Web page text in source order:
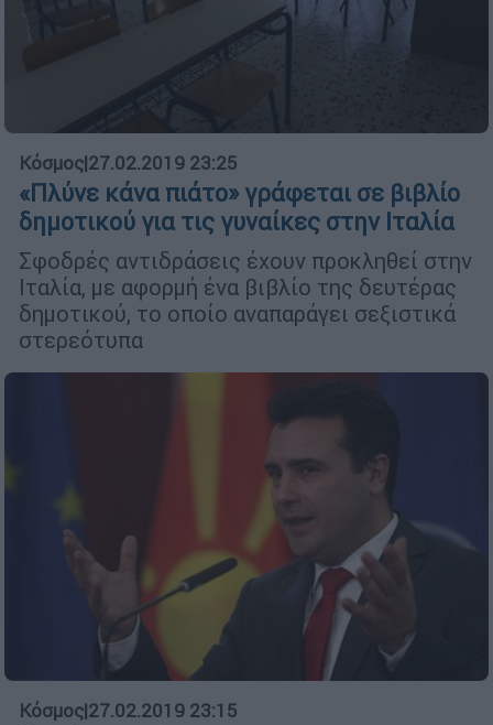
Κόσμος|27.02.2019 23:25
«Πλύνε κάνα πιάτο» γράφεται σε βιβλίο
δημοτικού για τις γυναίκες στην Ιταλία
Σφοδρές αντιδράσεις έχουν προκληθεί στην
Ιταλία, με αφορμή ένα βιβλίο της δευτέρας
δημοτικού, το οποίο αναπαράγει σεξιστικά
στερεότυπα
Κόσμος|27.02.2019 23:15